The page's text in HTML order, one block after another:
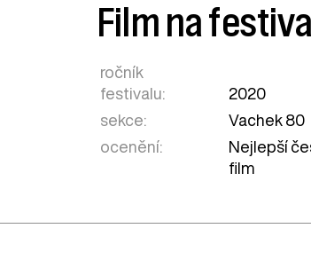
Film na
ročník
festivalu:
2020
sekce:
Vachek 80
ocenění:
Nejlepší
film